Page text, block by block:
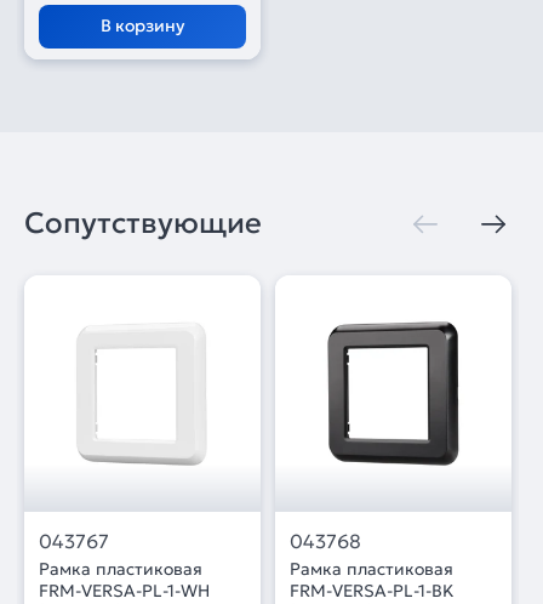
В корзину
Сопутствующие
043767
Рамка пластиковая
FRM-VERSA-PL-1-WH
043768
Рамка пластиковая
FRM-VERSA-PL-1-BK